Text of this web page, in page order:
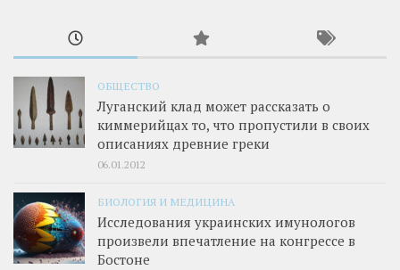
ОБЩЕСТВО
Луганский клад может рассказать о
киммерийцах то, что пропустили в своих
описаниях древние греки
06.01.2012
БИОЛОГИЯ И МЕДИЦИНА
Исследования украинских имунологов
произвели впечатление на конгрессе в
Бостоне